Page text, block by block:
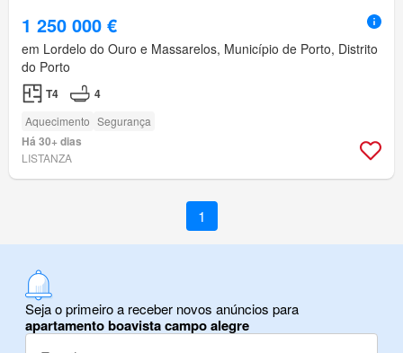
1 250 000 €
em Lordelo do Ouro e Massarelos, Município de Porto, Distrito
do Porto
T4 4
Aquecimento Segurança
Há 30+ dias
LISTANZA
1
Seja o primeiro a receber novos anúncios para
apartamento boavista campo alegre